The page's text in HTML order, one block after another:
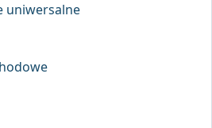
uniwersalne